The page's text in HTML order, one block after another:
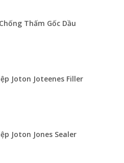
Thấm Gốc Dầu
Joton Joteenes Filler
Joton Jones Sealer